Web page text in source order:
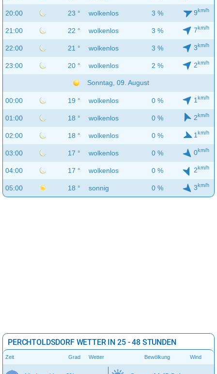
20:00 23 ° wolkenlos 3 % 9km/h
21:00 22 ° wolkenlos 3 % 7km/h
22:00 21 ° wolkenlos 3 % 3km/h
23:00 20 ° wolkenlos 2 % 2km/h
Sonntag, 09. August
00:00 19 ° wolkenlos 0 % 1 km/h
01:00 18 ° wolkenlos 0 % 2km/h
02:00 18 ° wolkenlos 0 % 1 km/h
03:00 17 ° wolkenlos 0 % 0km/h
04:00 17 ° wolkenlos 0 % 2km/h
05:00 18 ° sonnig 0 % 3km/h
PERCHTOLDSDORF WETTER IN 25 - 48 STUNDEN
Zeit Grad Wetter Bewölkung Wind